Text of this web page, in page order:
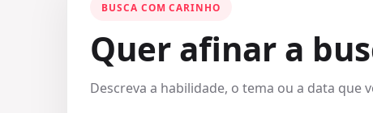
BUSCA COM CARINHO
Quer afinar a
Descreva a habilidade, o tema ou a data que